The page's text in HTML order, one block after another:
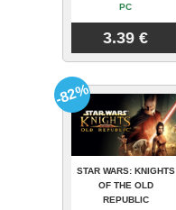
PC
3.39 €
STAR WARS: KNIGHTS
OF THE OLD
REPUBLIC
-82%